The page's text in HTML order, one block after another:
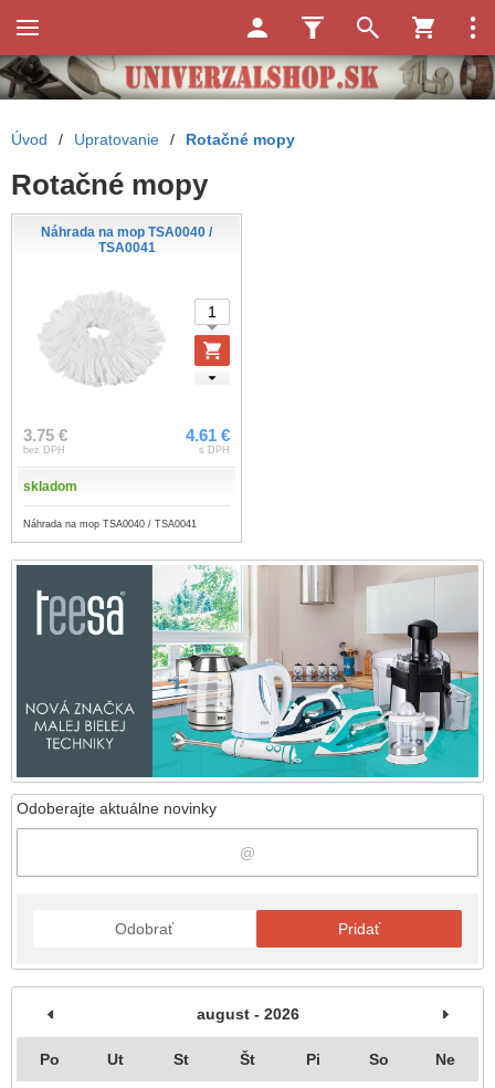
Odoberajte aktuálne novinky
Odobrať Pridať
august - 2026
Po Ut St Št Pi So Ne
Úvod / Upratovanie / Rotačné mopy
Rotačné mopy
Náhrada na mop TSA0040 /
TSA0041
3.75 €
bez DPH
4.61 €
s DPH
skladom
Náhrada na mop TSA0040 / TSA0041